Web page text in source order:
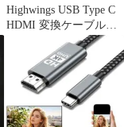
Highwings USB Type C
HDMI 変換ケーブル